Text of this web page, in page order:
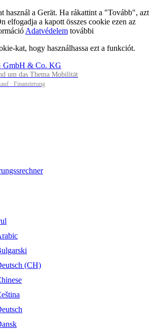
használ a Gerät. Ha rákattint a "Tovább", azt
elfogadja a kapott összes cookie ezen az
Adatvédelem további
kat, hogy használhassa ezt a funkciót.
um das Thema Mobilität
· Finanzierung
(CH)